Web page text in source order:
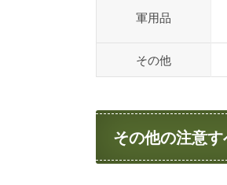
軍用品
その他
その他の注意す